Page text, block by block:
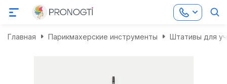
Главная Парикмахерские инструменты Штативы для